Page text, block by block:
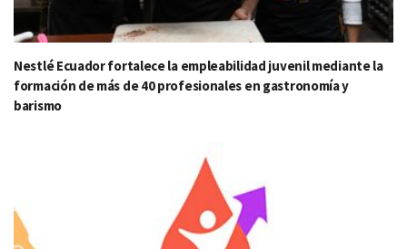
Nestlé Ecuador fortalece la empleabilidad juvenil mediante la
formación de más de 40 profesionales en gastronomía y
barismo